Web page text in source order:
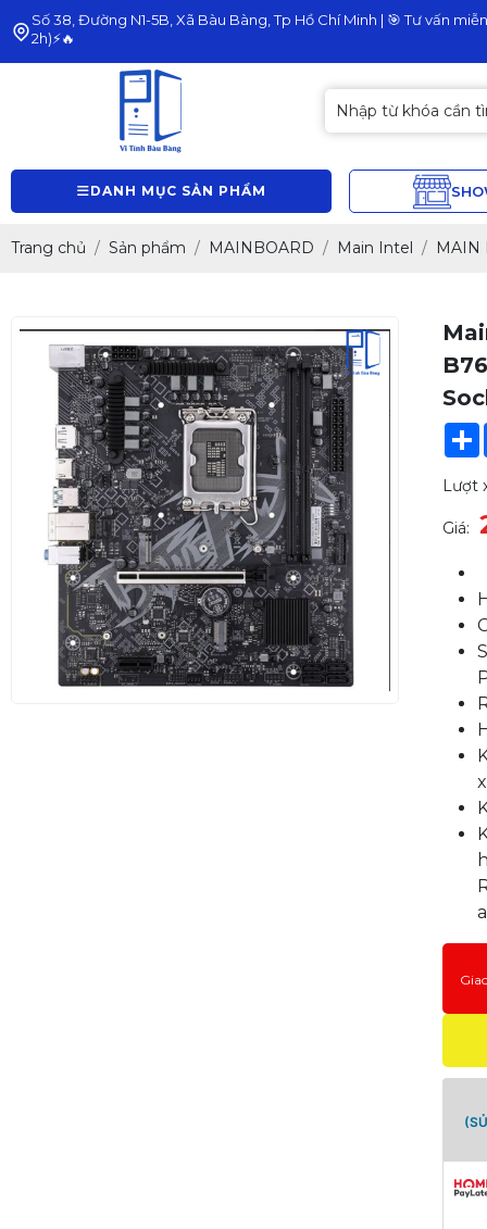
Số 38, Đường N1-5B, Xã Bàu Bàng, Tp Hồ Chí Minh | 🎯 Tư vấn
2h)⚡🔥
DANH MỤC SẢN PHẨM
Trang chủ Sản phẩm MAINBOARD Main Intel MAIN
Lượt
Giá: